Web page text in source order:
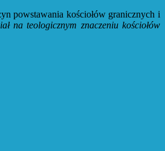
powstawania kościołów granicznych i
na teologicznym znaczeniu kościołów